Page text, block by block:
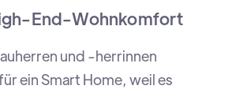
End-Wohnkomfort
und -herrinnen
ein Smart Home, weil es